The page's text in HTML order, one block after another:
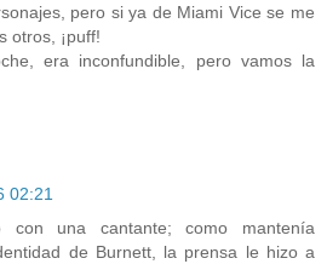
pero si ya de Miami Vice se me
otros, ¡puff!
era inconfundible, pero vamos la
02:21
con una cantante; como mantenía
de Burnett, la prensa le hizo a